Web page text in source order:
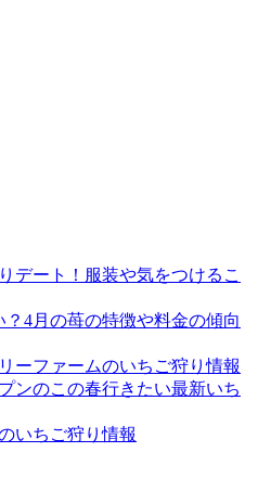
デート！服装や気をつけるこ
4月の苺の特徴や料金の傾向
ーファームのいちご狩り情報
ンのこの春行きたい最新いち
いちご狩り情報